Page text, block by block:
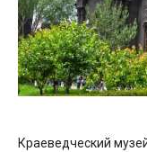
Краеведческий